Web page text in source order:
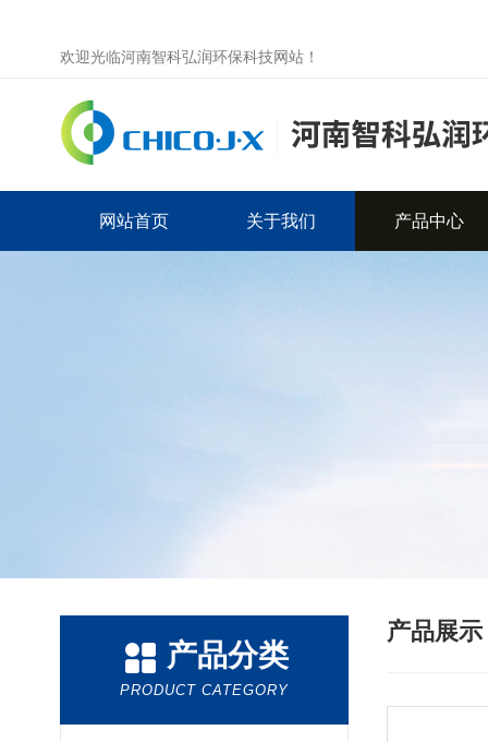
欢迎光临河南智科弘润环保科技网站！
网站首页 关于我们 产品中心
产品分类
PRODUCT CATEGORY
产品展示